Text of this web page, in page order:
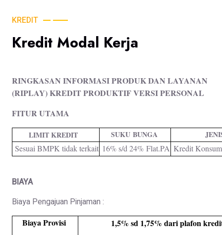
KREDIT
Kredit Modal Kerja
RINGKASAN INFORMASI PRODUK DAN LAYANAN
(RIPLAY) KREDIT PRODUKTIF VERSI PERSONAL
FITUR UTAMA
LIMIT KREDIT SUKU BUNGA
Sesuai BMPK tidak terkait 16% s/d 24% Flat.PA Kredit
BIAYA
Biaya Pengajuan Pinjaman :
Biaya Provisi 1,5% sd 1,75% dari plafon